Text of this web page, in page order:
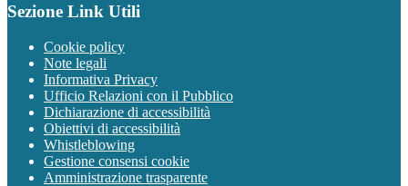
Sezione Link Utili
Cookie policy
Note legali
Informativa Privacy
Ufficio Relazioni con il Pubblico
Dichiarazione di accessibilità
Obiettivi di accessibilità
Whistleblowing
Gestione consensi cookie
Amministrazione trasparente